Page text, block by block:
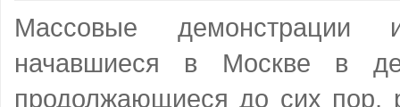
Массовые демонстрации
начавшиеся в Москве в
продолжающиеся до сих пор,